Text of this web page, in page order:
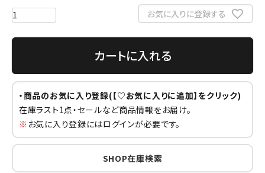
お気に入りに登録する
カートに入れる
・商品のお気に入り登録(【♡お気に入りに追加】をクリック)
在庫ラスト1点・セールなど商品情報をお届け。
※ お気に入り登録にはログインが必要です。
SHOP在庫検索